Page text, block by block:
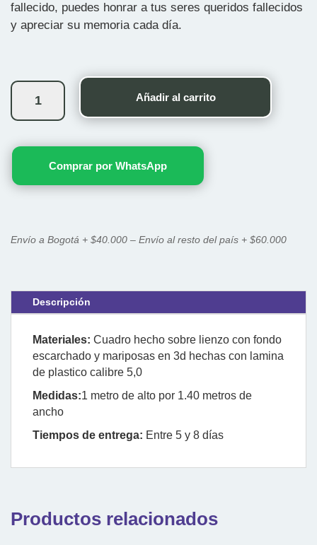
fallecido, puedes honrar a tus seres queridos fallecidos
y apreciar su memoria cada día.
Cuadro
Mariposas
Añadir al carrito
Comprar por WhatsApp
Envío a Bogotá + $40.000 – Envío al resto del país + $60.000
Descripción
Materiales: Cuadro hecho sobre lienzo con fondo
escarchado y mariposas en 3d hechas con lamina
de plastico calibre 5,0
Medidas:1 metro de alto por 1.40 metros de
ancho
Tiempos de entrega: Entre 5 y 8 días
Productos relacionados